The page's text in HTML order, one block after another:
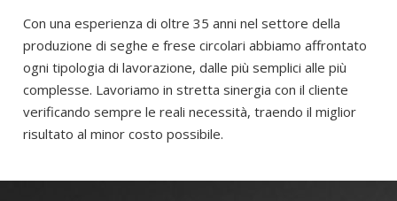
Con una esperienza di oltre 35 anni nel settore della
produzione di seghe e frese circolari abbiamo affrontato
ogni tipologia di lavorazione, dalle più semplici alle più
complesse. Lavoriamo in stretta sinergia con il cliente
verificando sempre le reali necessità, traendo il miglior
risultato al minor costo possibile.